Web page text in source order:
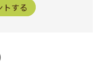
トする